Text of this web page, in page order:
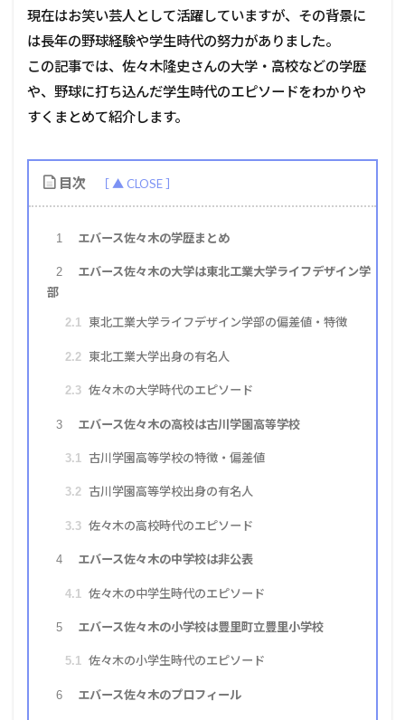
現在はお笑い芸人として活躍していますが、その背景に
は長年の野球経験や学生時代の努力がありました。
この記事では、佐々木隆史さんの大学・高校などの学歴
や、野球に打ち込んだ学生時代のエピソードをわかりや
すくまとめて紹介します。
目次
1 エバース佐々木の学歴まとめ
2
エバース佐々木の大学は東北工業大学ライフデザイン学
部
2.1 東北工業大学ライフデザイン学部の偏差値・特徴
2.2 東北工業大学出身の有名人
2.3 佐々木の大学時代のエピソード
3 エバース佐々木の高校は古川学園高等学校
3.1 古川学園高等学校の特徴・偏差値
3.2 古川学園高等学校出身の有名人
3.3 佐々木の高校時代のエピソード
4 エバース佐々木の中学校は非公表
4.1 佐々木の中学生時代のエピソード
5 エバース佐々木の小学校は豊里町立豊里小学校
5.1 佐々木の小学生時代のエピソード
6 エバース佐々木のプロフィール